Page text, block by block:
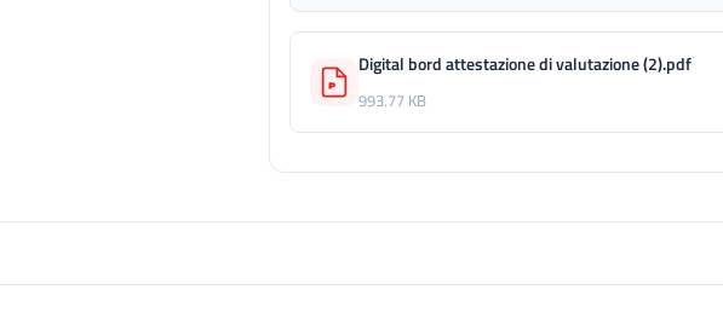
Digital bord attestazione di valutazione (2).pdf
993.77 KB